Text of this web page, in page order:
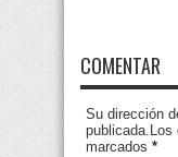
COMENTAR
Su dirección
publicada.Los
marcados *